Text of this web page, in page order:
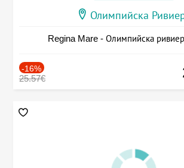
Олимпийска
Regina Mare - Олимпийска
-16%
25.57€